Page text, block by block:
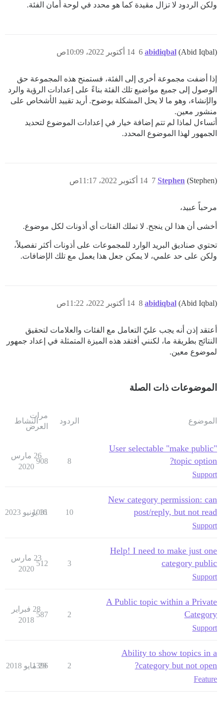
ولكن الردود لا تزال مقيدة كما هو محدد في لوحة أمان الفئة.
abidiqbal (Abid Iqbal) 14 أكتوبر 2022، 10:09ص 6
إذا أضفت مجموعة أخرى إلى الفئة، فستمنح هذه المجموعة حق
الوصول إلى جميع مواضيع تلك الفئة بناءً على إعدادات الرؤية والرد
والإنشاء، وهو ما لا يحل المشكلة بوضوح. أريد تقييد الأشخاص على
منشور معين.
أتساءل لماذا لم تتم إضافة خيار في إعدادات الموضوع لتحديد
الجمهور لهذا الموضوع المحدد.
Stephen (Stephen) 14 أكتوبر 2022، 11:17ص 7
مرحباً عبيد،
أخشى أن هذا لن ينجح. لا تملك الفئات أي أذونات لكل موضوع.
تحتوي صناديق البريد الوارد للمجموعات على أذونات أكثر تفصيلاً،
ولكن على حد علمي، لا يمكن جعل هذا يعمل مع تلك الإضافات.
abidiqbal (Abid Iqbal) 14 أكتوبر 2022، 11:22ص 8
أعتقد إذن أنه يجب عليّ التعامل مع الفئات والعلامات لتحقيق
النتائج بطريقة ما، لكنني أفتقد هذه الميزة المتمثلة في إعداد جمهور
لموضوع معين.
الموضوعات ذات الصلة
الموضوع الردود
مرات
العرض
النشاط
User selectable "make public"
topic option?
Support
8
908
26 مارس
2020
New category permission: can
post/reply, but not read
Support
10
1031
16 يونيو 2023
Help! I need to make just one
category public
Support
3
512
23 مارس
2020
A Public topic within a Private
Category
Support
2
587
28 فبراير
2018
Ability to show topics in a
category but not open?
Feature
2
1396
29 مايو 2018